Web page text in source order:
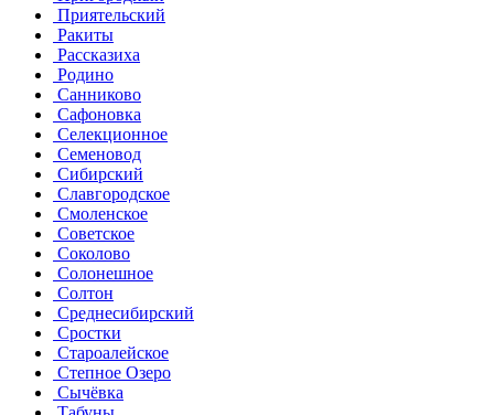
Приятельский
Ракиты
Рассказиха
Родино
Санниково
Сафоновка
Селекционное
Семеновод
Сибирский
Славгородское
Смоленское
Советское
Соколово
Солонешное
Солтон
Среднесибирский
Сростки
Староалейское
Степное Озеро
Сычёвка